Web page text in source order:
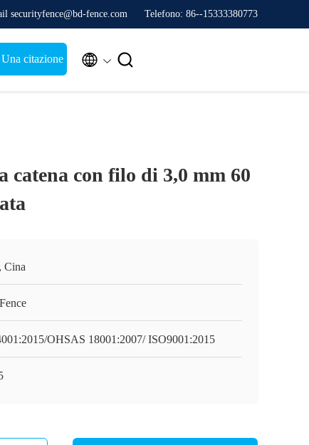
securityfence@bd-fence.com Telefono: 86--15333380773
citazione  
catena con filo di 3,0 mm 60
Cina
OHSAS 18001:2007/ ISO9001:2015